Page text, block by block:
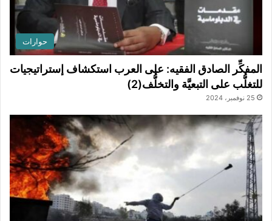
حوارات
المفكِّر الصادق الفقيه: على العرب استكشاف إستراتيجيات
للتغلُّب على التبعيَّة والتخلُّف(2)
25 نوفمبر، 2024